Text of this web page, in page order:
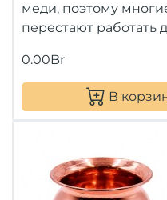
меди, поэтому
перестают работать
0.00Br
В